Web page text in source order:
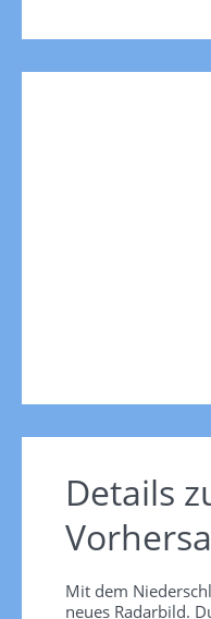
Details
Mit dem
neues Radarbild.